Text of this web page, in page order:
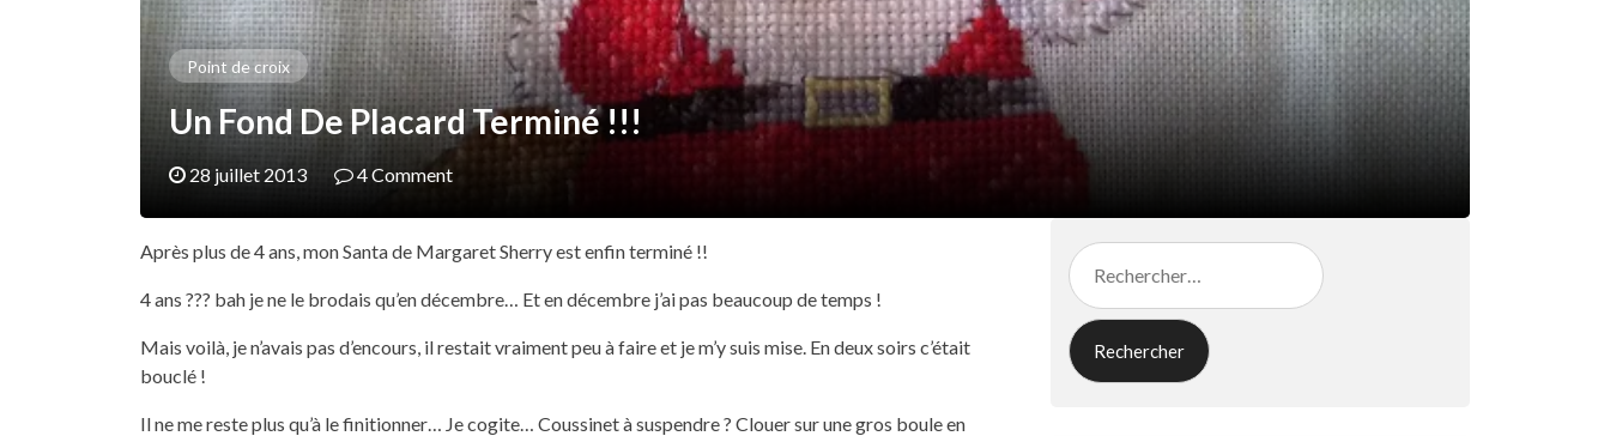
Point de croix
Un Fond De Placard Terminé !!!
28 juillet 2013 4 Comment
Après plus de 4 ans, mon Santa de Margaret Sherry est enfin terminé !!
4 ans ??? bah je ne le brodais qu’en décembre… Et en décembre j’ai pas beaucoup de temps !
Mais voilà, je n’avais pas d’encours, il restait vraiment peu à faire et je m’y suis mise. En deux soirs c’était
bouclé !
Il ne me reste plus qu’à le finitionner… Je cogite… Coussinet à suspendre ? Clouer sur une gros boule en
Rechercher :